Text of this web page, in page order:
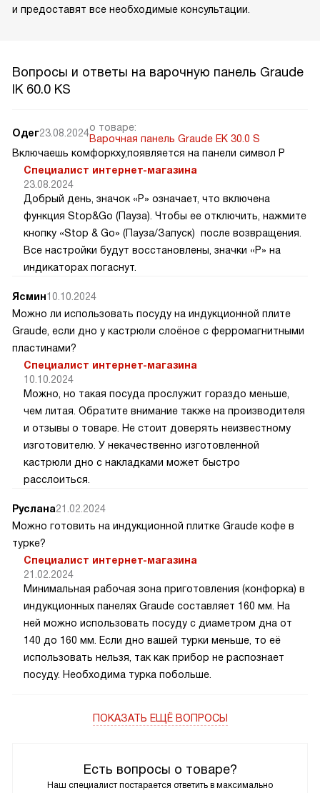
и предоставят все необходимые консультации.
Вопросы и ответы на варочную панель Graude
IK 60.0 KS
Есть вопросы о товаре?
Наш специалист постарается ответить в максимально
Одег23.08.2024о товаре:
Варочная панель Graude EK 30.0 S
Включаешь комфоркху,появляется на панели символ P
Специалист интернет-магазина
23.08.2024
Добрый день, значок «P» означает, что включена
функция Stop&Go (Пауза). Чтобы ее отключить, нажмите
кнопку «Stop & Go» (Пауза/Запуск) после возвращения.
Все настройки будут восстановлены, значки «Р» на
индикаторах погаснут.
Ясмин10.10.2024
Можно ли использовать посуду на индукционной плите
Graude, если дно у кастрюли слоёное с ферромагнитными
пластинами?
Специалист интернет-магазина
10.10.2024
Можно, но такая посуда прослужит гораздо меньше,
чем литая. Обратите внимание также на производителя
и отзывы о товаре. Не стоит доверять неизвестному
изготовителю. У некачественно изготовленной
кастрюли дно с накладками может быстро
расслоиться.
Руслана21.02.2024
Можно готовить на индукционной плитке Graude кофе в
турке?
Специалист интернет-магазина
21.02.2024
Минимальная рабочая зона приготовления (конфорка) в
индукционных панелях Graude составляет 160 мм. На
ней можно использовать посуду с диаметром дна от
140 до 160 мм. Если дно вашей турки меньше, то её
использовать нельзя, так как прибор не распознает
посуду. Необходима турка побольше.
ПОКАЗАТЬ ЕЩЁ ВОПРОСЫ